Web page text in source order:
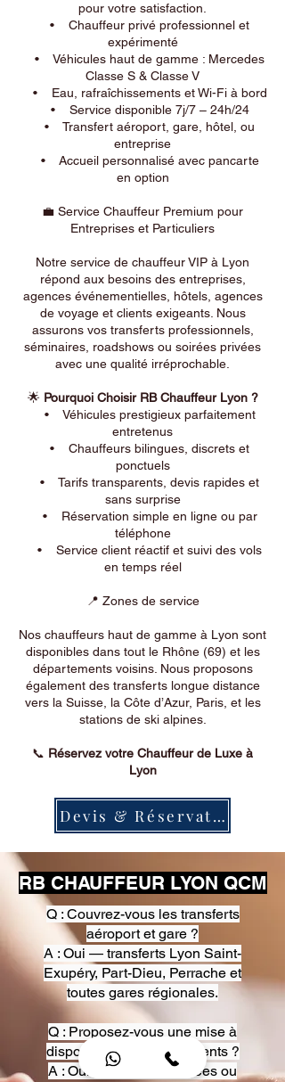
pour votre satisfaction.
• Chauffeur privé professionnel et
expérimenté
• Véhicules haut de gamme : Mercedes
Classe S & Classe V
• Eau, rafraîchissements et Wi-Fi à bord
• Service disponible 7j/7 – 24h/24
• Transfert aéroport, gare, hôtel, ou
entreprise
• Accueil personnalisé avec pancarte
en option
💼 Service Chauffeur Premium pour
Entreprises et Particuliers
Notre service de chauffeur VIP à Lyon
répond aux besoins des entreprises,
agences événementielles, hôtels, agences
de voyage et clients exigeants. Nous
assurons vos transferts professionnels,
séminaires, roadshows ou soirées privées
avec une qualité irréprochable.
🌟 Pourquoi Choisir RB Chauffeur Lyon ?
• Véhicules prestigieux parfaitement
entretenus
• Chauffeurs bilingues, discrets et
ponctuels
• Tarifs transparents, devis rapides et
sans surprise
• Réservation simple en ligne ou par
téléphone
• Service client réactif et suivi des vols
en temps réel
📍 Zones de service
Nos chauffeurs haut de gamme à Lyon sont
disponibles dans tout le Rhône (69) et les
départements voisins. Nous proposons
également des transferts longue distance
vers la Suisse, la Côte d’Azur, Paris, et les
stations de ski alpines.
📞 Réservez votre Chauffeur de Luxe à
Lyon
Devis & Réservation
RB CHAUFFEUR LYON QCM
Q : Couvrez-vous les transferts
aéroport et gare ?
A : Oui — transferts Lyon Saint-
Exupéry, Part-Dieu, Perrache et
toutes gares régionales.
Q : Proposez-vous une mise à
disposition pour événements ?
A : Oui — heures, journées ou